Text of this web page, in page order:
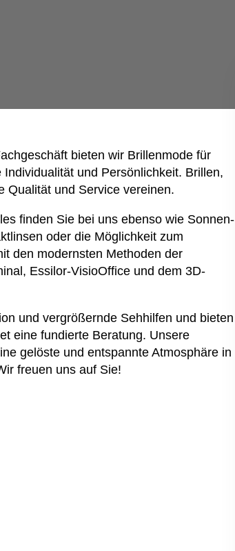
bieten wir Brillenmode für
und Persönlichkeit. Brillen,
Qualität und Service vereinen.
finden Sie bei uns ebenso wie Sonnen-
oder die Möglichkeit zum
den modernsten Methoden der
Essilor-VisioOffice und dem 3D-
und vergrößernde Sehhilfen und bieten
eine fundierte Beratung. Unsere
gelöste und entspannte Atmosphäre in
freuen uns auf Sie!